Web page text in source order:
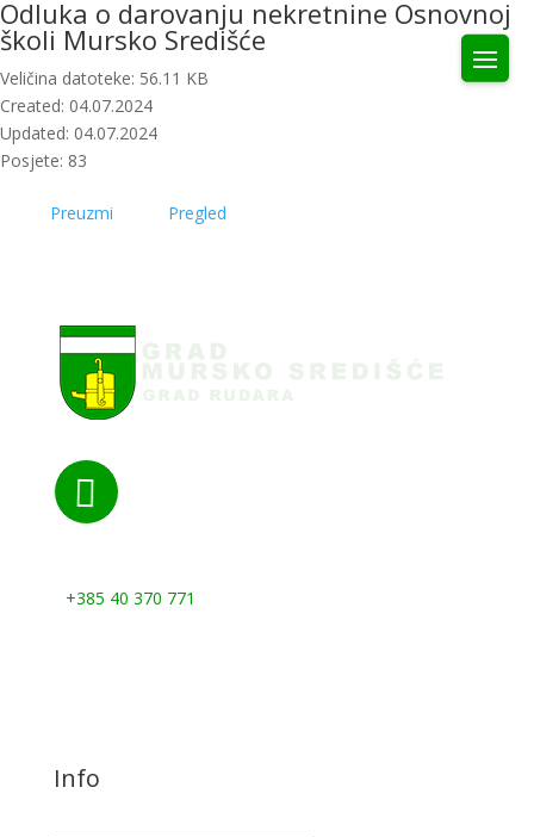
Odluka o darovanju nekretnine Osnovnoj
školi Mursko Središće
Veličina datoteke: 56.11 KB
Created: 04.07.2024
Updated: 04.07.2024
Posjete: 83
Preuzmi Pregled

+385 40 370 771
Info